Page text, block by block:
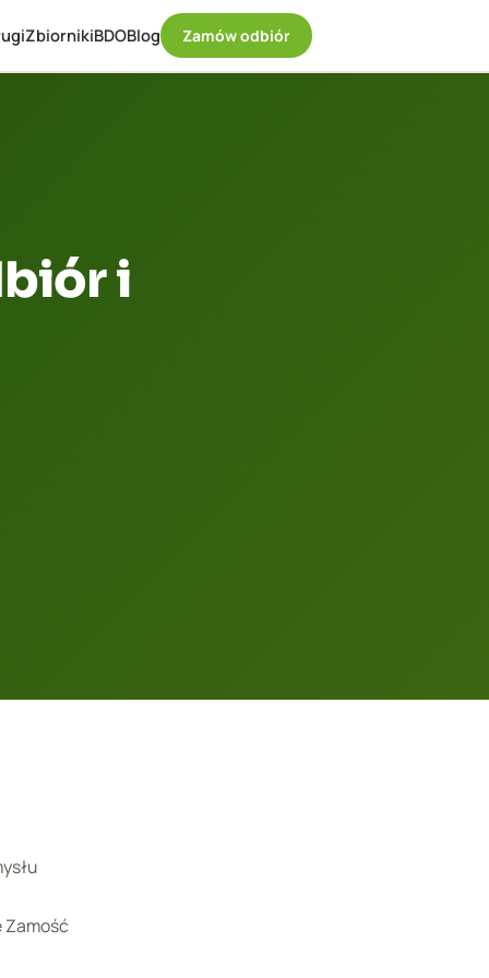
ZbiornikiBDOBlog Zamów odbiór
i
Zamość